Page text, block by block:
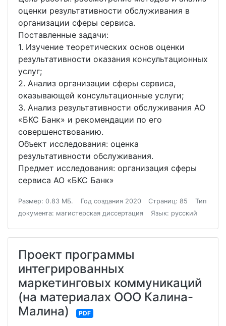
оценки результативности обслуживания в
организации сферы сервиса.
Поставленные задачи:
1. Изучение теоретических основ оценки
результативности оказания консультационных
услуг;
2. Анализ организации сферы сервиса,
оказывающей консультационные услуги;
3. Анализ результативности обслуживания АО
«БКС Банк» и рекомендации по его
совершенствованию.
Объект исследования: оценка
результативности обслуживания.
Предмет исследования: организация сферы
сервиса АО «БКС Банк»
Размер: 0.83 МБ. Год создания 2020 Страниц: 85
Тип
документа: магистерская диссертация
Язык: русский
Проект программы
интегрированных
маркетинговых коммуникаций
(на материалах ООО Калина-
Малина)
PDF